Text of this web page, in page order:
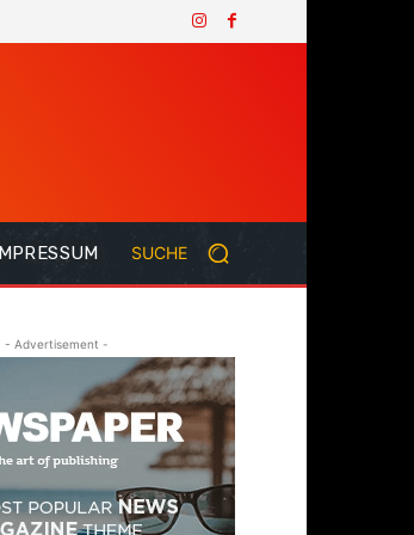
IMPRESSUM SUCHE
- Advertisement -